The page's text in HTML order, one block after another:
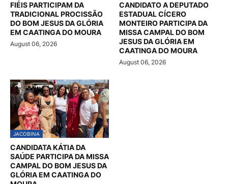
FIÉIS PARTICIPAM DA
TRADICIONAL PROCISSÃO
DO BOM JESUS DA GLÓRIA
EM CAATINGA DO MOURA
August 06, 2026
CANDIDATO A DEPUTADO
ESTADUAL CÍCERO
MONTEIRO PARTICIPA DA
MISSA CAMPAL DO BOM
JESUS DA GLÓRIA EM
CAATINGA DO MOURA
August 06, 2026
JACOBINA
CANDIDATA KÁTIA DA
SAÚDE PARTICIPA DA MISSA
CAMPAL DO BOM JESUS DA
GLÓRIA EM CAATINGA DO